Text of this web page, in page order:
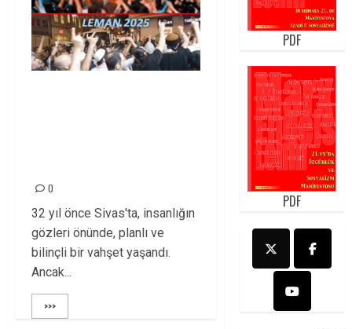
0
32 yıl önce Sivas'ta, insanlığın
gözleri önünde, planlı ve
bilinçli bir vahşet yaşandı.
Ancak...
>>>
PDF
PDF